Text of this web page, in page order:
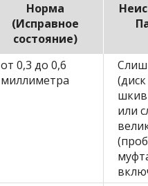
Норма
(Исправное
состояние)
от 0,3 до 0,6
миллиметра
шкив
или